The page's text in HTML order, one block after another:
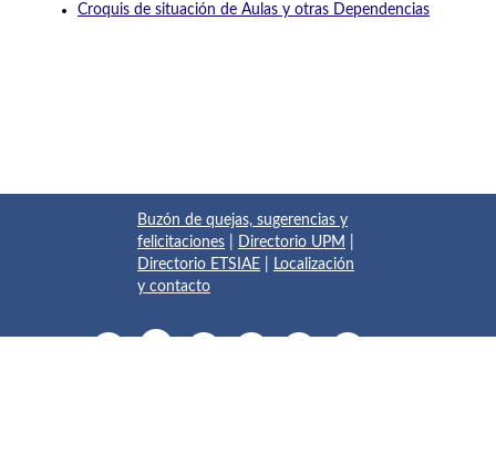
Croquis de situación de Aulas y otras Dependencias
Buzón de quejas, sugerencias y
felicitaciones
Directorio UPM
Directorio ETSIAE
Localización
y contacto